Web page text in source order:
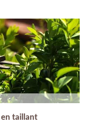
en taillant